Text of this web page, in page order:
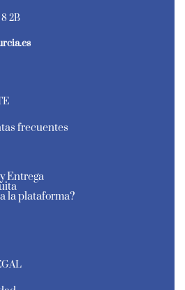
2B
frecuentes
Entrega
la plataforma?